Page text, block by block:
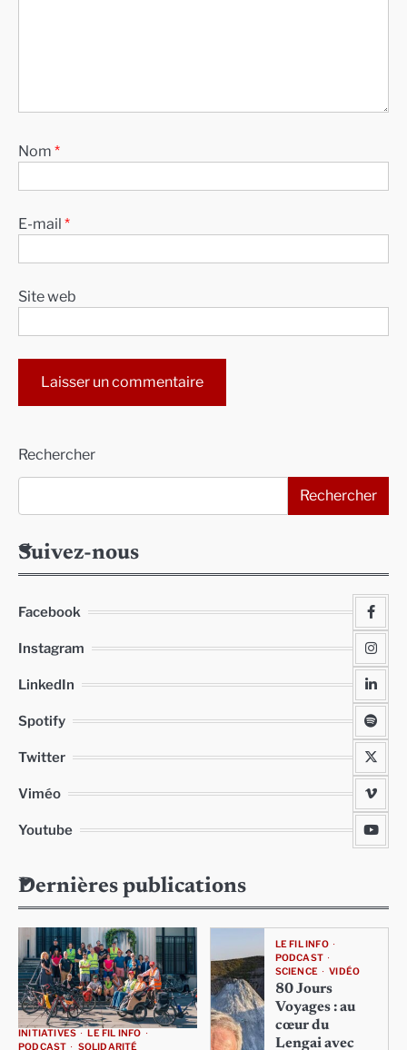
Nom *
E-mail *
Site web
Rechercher
Rechercher
Suivez-nous
Facebook
Instagram
LinkedIn
Spotify
Twitter
Viméo
Youtube
Dernières publications
INITIATIVES
LE FIL INFO
PODCAST
SOLIDARITÉ
LE FIL INFO
PODCAST
SCIENCE
VIDÉO
80 Jours
Voyages : au
cœur du
Lengai avec